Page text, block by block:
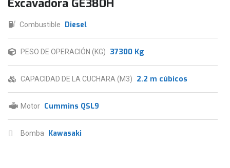
Excavadora GE380H
Combustible Diesel
PESO DE OPERACIÓN (KG) 37300 Kg
CAPACIDAD DE LA CUCHARA (M3) 2.2 m cúbicos
Motor Cummins QSL9
Bomba Kawasaki